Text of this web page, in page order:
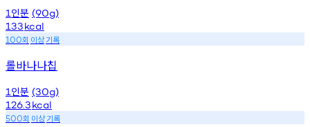
1 인분 (90g)
133kcal
100회 이상기록
롤바나나칩
1 인분 (30g)
126.3kcal
500회 이상기록